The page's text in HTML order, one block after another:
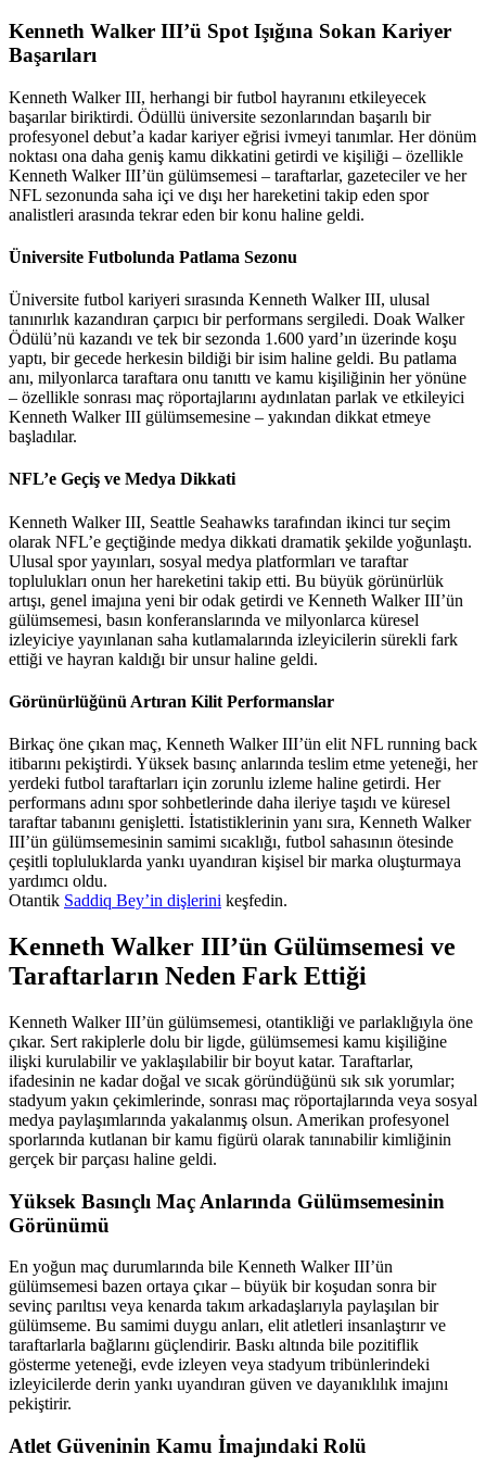
Kenneth Walker III’ü Spot Işığına Sokan Kariyer
Başarıları
Kenneth Walker III, herhangi bir futbol hayranını etkileyecek
başarılar biriktirdi. Ödüllü üniversite sezonlarından başarılı bir
profesyonel debut’a kadar kariyer eğrisi ivmeyi tanımlar. Her dönüm
noktası ona daha geniş kamu dikkatini getirdi ve kişiliği – özellikle
Kenneth Walker III’ün gülümsemesi – taraftarlar, gazeteciler ve her
NFL sezonunda saha içi ve dışı her hareketini takip eden spor
analistleri arasında tekrar eden bir konu haline geldi.
Üniversite Futbolunda Patlama Sezonu
Üniversite futbol kariyeri sırasında Kenneth Walker III, ulusal
tanınırlık kazandıran çarpıcı bir performans sergiledi. Doak Walker
Ödülü’nü kazandı ve tek bir sezonda 1.600 yard’ın üzerinde koşu
yaptı, bir gecede herkesin bildiği bir isim haline geldi. Bu patlama
anı, milyonlarca taraftara onu tanıttı ve kamu kişiliğinin her yönüne
– özellikle sonrası maç röportajlarını aydınlatan parlak ve etkileyici
Kenneth Walker III gülümsemesine – yakından dikkat etmeye
başladılar.
NFL’e Geçiş ve Medya Dikkati
Kenneth Walker III, Seattle Seahawks tarafından ikinci tur seçim
olarak NFL’e geçtiğinde medya dikkati dramatik şekilde yoğunlaştı.
Ulusal spor yayınları, sosyal medya platformları ve taraftar
toplulukları onun her hareketini takip etti. Bu büyük görünürlük
artışı, genel imajına yeni bir odak getirdi ve Kenneth Walker III’ün
gülümsemesi, basın konferanslarında ve milyonlarca küresel
izleyiciye yayınlanan saha kutlamalarında izleyicilerin sürekli fark
ettiği ve hayran kaldığı bir unsur haline geldi.
Görünürlüğünü Artıran Kilit Performanslar
Birkaç öne çıkan maç, Kenneth Walker III’ün elit NFL running back
itibarını pekiştirdi. Yüksek basınç anlarında teslim etme yeteneği, her
yerdeki futbol taraftarları için zorunlu izleme haline getirdi. Her
performans adını spor sohbetlerinde daha ileriye taşıdı ve küresel
taraftar tabanını genişletti. İstatistiklerinin yanı sıra, Kenneth Walker
III’ün gülümsemesinin samimi sıcaklığı, futbol sahasının ötesinde
çeşitli topluluklarda yankı uyandıran kişisel bir marka oluşturmaya
yardımcı oldu.
Otantik Saddiq Bey’in dişlerini keşfedin.
Kenneth Walker III’ün Gülümsemesi ve
Taraftarların Neden Fark Ettiği
Kenneth Walker III’ün gülümsemesi, otantikliği ve parlaklığıyla öne
çıkar. Sert rakiplerle dolu bir ligde, gülümsemesi kamu kişiliğine
ilişki kurulabilir ve yaklaşılabilir bir boyut katar. Taraftarlar,
ifadesinin ne kadar doğal ve sıcak göründüğünü sık sık yorumlar;
stadyum yakın çekimlerinde, sonrası maç röportajlarında veya sosyal
medya paylaşımlarında yakalanmış olsun. Amerikan profesyonel
sporlarında kutlanan bir kamu figürü olarak tanınabilir kimliğinin
gerçek bir parçası haline geldi.
Yüksek Basınçlı Maç Anlarında Gülümsemesinin
Görünümü
En yoğun maç durumlarında bile Kenneth Walker III’ün
gülümsemesi bazen ortaya çıkar – büyük bir koşudan sonra bir
sevinç parıltısı veya kenarda takım arkadaşlarıyla paylaşılan bir
gülümseme. Bu samimi duygu anları, elit atletleri insanlaştırır ve
taraftarlarla bağlarını güçlendirir. Baskı altında bile pozitiflik
gösterme yeteneği, evde izleyen veya stadyum tribünlerindeki
izleyicilerde derin yankı uyandıran güven ve dayanıklılık imajını
pekiştirir.
Atlet Güveninin Kamu İmajındaki Rolü